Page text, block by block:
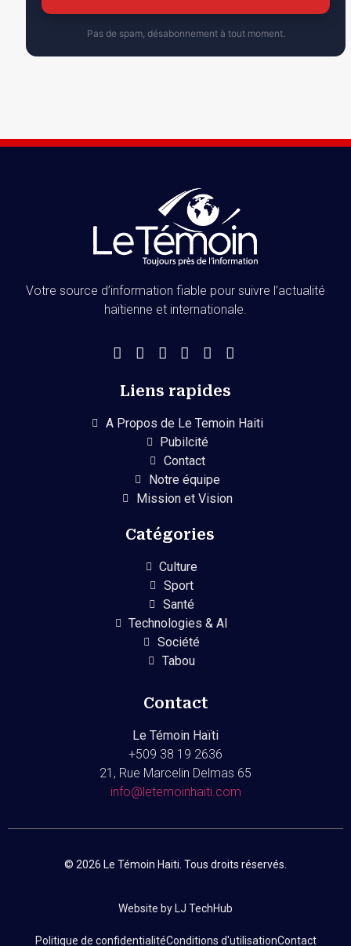
Pas de spam, désabonnement à tout moment.
Votre source d’information fiable pour suivre l’actualité
haïtienne et internationale.
Liens rapides
A Propos de Le Temoin Haiti
Pubilcité
Contact
Notre équipe
Mission et Vision
Catégories
Culture
Sport
Santé
Technologies & AI
Société
Tabou
Contact
Le Témoin Haïti
+509 38 19 2636
21, Rue Marcelin Delmas 65
info@letemoinhaiti.com
© 2026 Le Témoin Haiti. Tous droits réservés.
Website by LJ TechHub
Politique de confidentialitéConditions d'utilisationContact